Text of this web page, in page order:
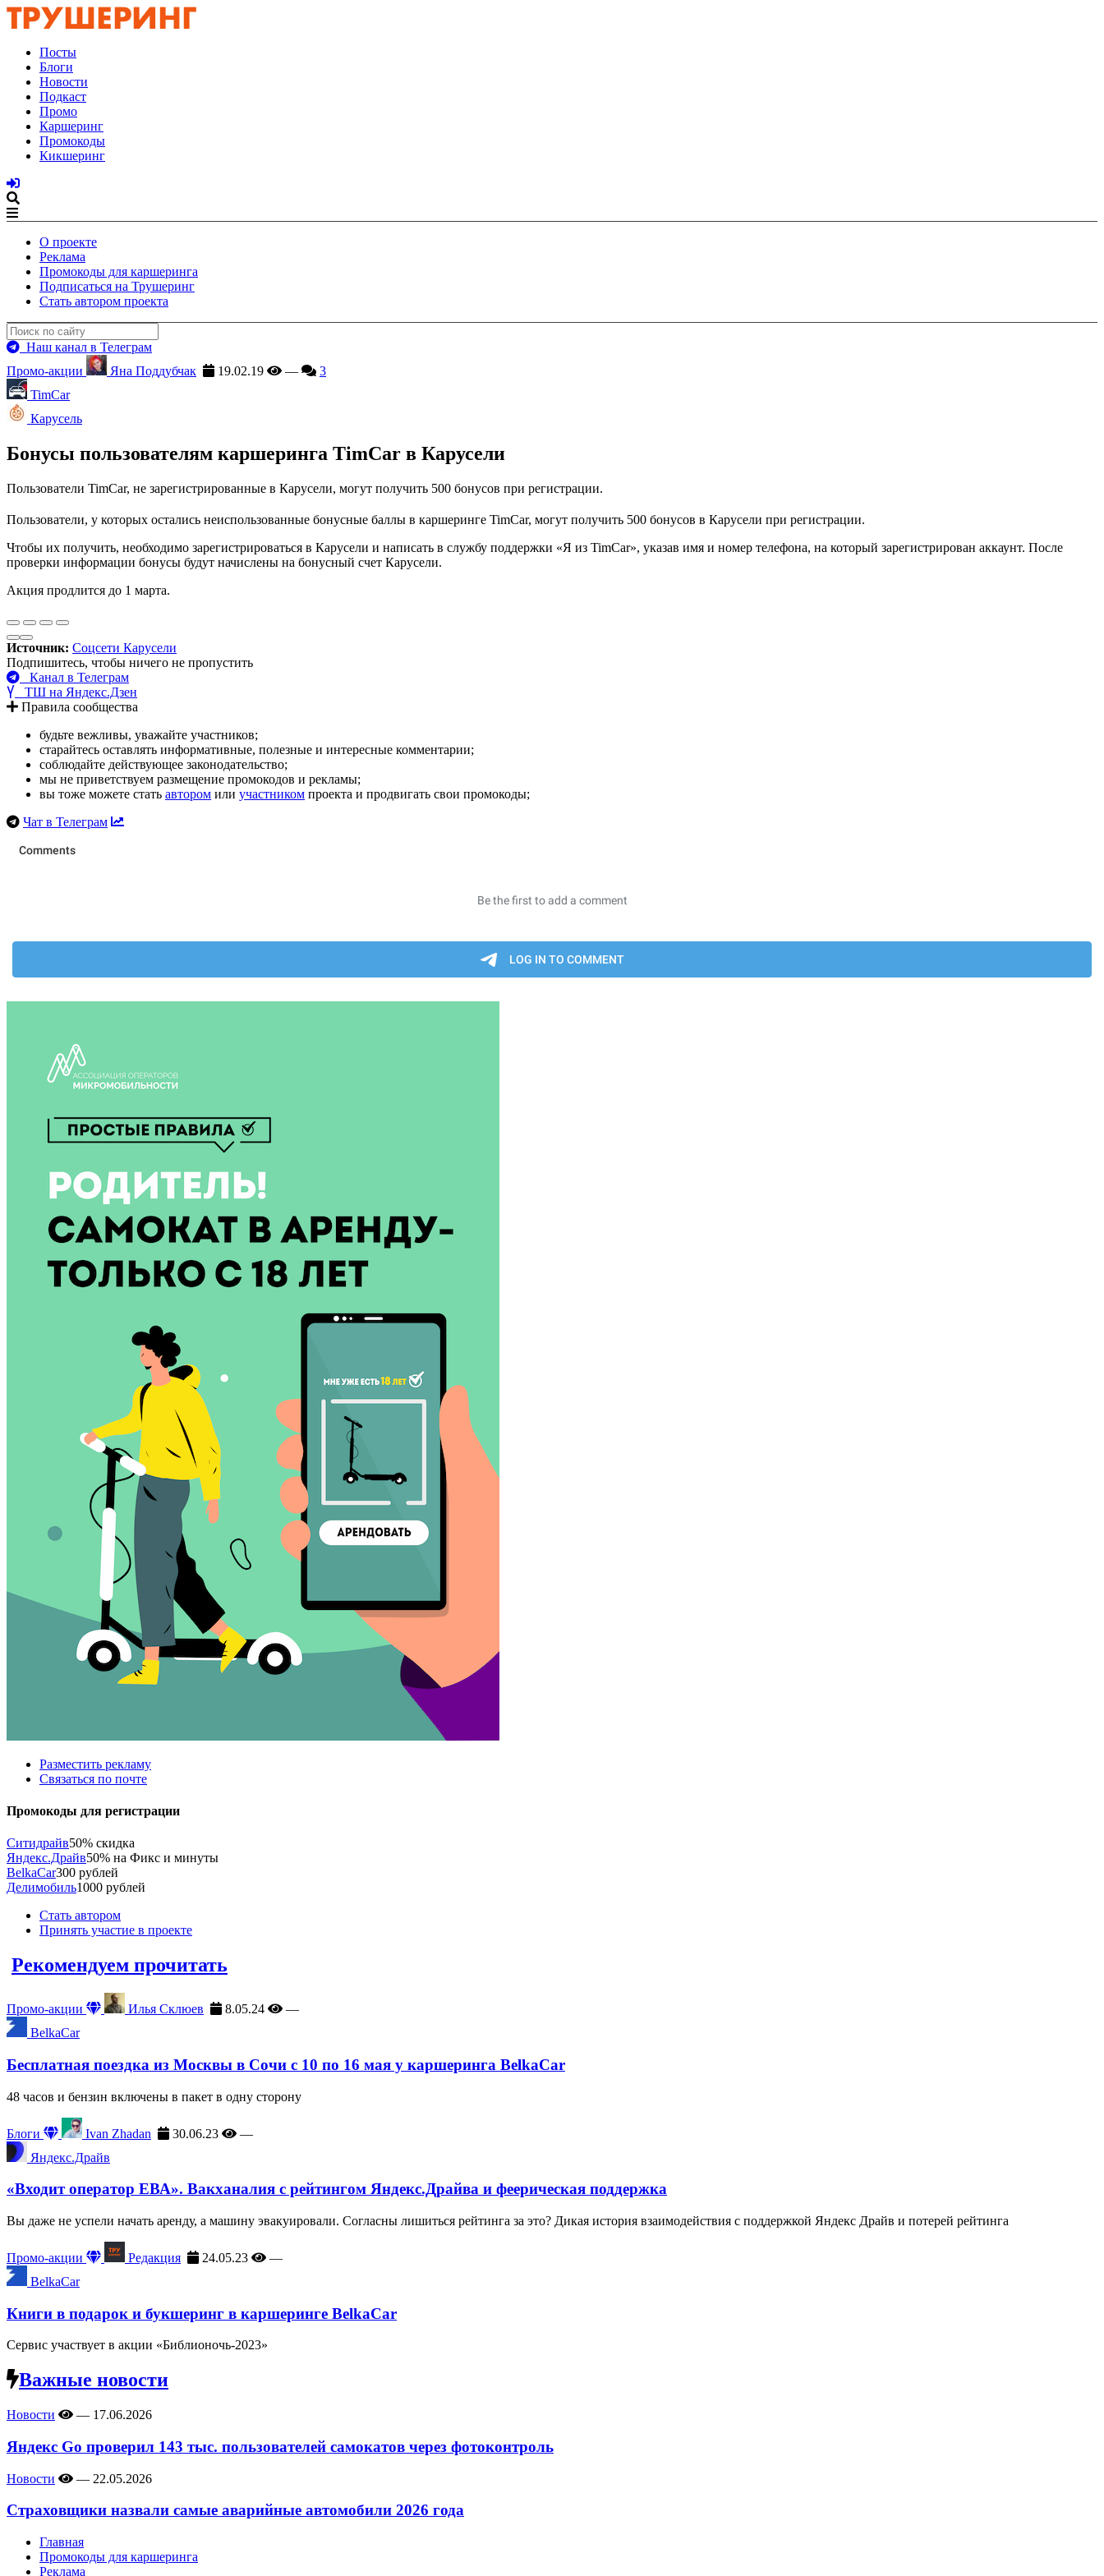
Посты
Блоги
Новости
Подкаст
Промо
Каршеринг
Промокоды
Кикшеринг
О проекте
Реклама
Промокоды для каршеринга
Подписаться на Трушеринг
Стать автором проекта
Наш канал в Телеграм
Промо-акции
Яна Поддубчак 19.02.19 —
3
TimCar
Карусель
Бонусы пользователям каршеринга TimCar в Карусели
Пользователи TimCar, не зарегистрированные в Карусели, могут получить 500 бонусов при регистрации.
Пользователи, у которых остались неиспользованные бонусные баллы в каршеринге TimCar, могут получить 500 бонусов в Карусели при регистрации.
Чтобы их получить, необходимо зарегистрироваться в Карусели и написать в службу поддержки «Я из TimCar», указав имя и номер телефона, на который зарегистрирован аккаунт. После
проверки информации бонусы будут начислены на бонусный счет Карусели.
Акция продлится до 1 марта.
Источник: Соцсети Карусели
Подпишитесь, чтобы ничего не пропустить
Канал в Телеграм
ТШ на Яндекс.Дзен
Правила сообщества
будьте вежливы, уважайте участников;
старайтесь оставлять информативные, полезные и интересные комментарии;
соблюдайте действующее законодательство;
мы не приветствуем размещение промокодов и рекламы;
вы тоже можете стать автором или участником проекта и продвигать свои промокоды;
Чат в Телеграм
Разместить рекламу
Связаться по почте
Промокоды для регистрации
Ситидрайв50% скидка
Яндекс.Драйв50% на Фикс и минуты
BelkaCar300 рублей
Делимобиль1000 рублей
Стать автором
Принять участие в проекте
Рекомендуем прочитать
Промо-акции Илья Склюев 8.05.24
—
BelkaCar
Бесплатная поездка из Москвы в Сочи с 10 по 16 мая у каршеринга BelkaCar
48 часов и бензин включены в пакет в одну сторону
Блоги Ivan Zhadan 30.06.23
—
Яндекс.Драйв
«Входит оператор ЕВА». Вакханалия с рейтингом Яндекс.Драйва и феерическая поддержка
Вы даже не успели начать аренду, а машину эвакуировали. Согласны лишиться рейтинга за это? Дикая история взаимодействия с поддержкой Яндекс Драйв и потерей рейтинга
Промо-акции Редакция 24.05.23
—
BelkaCar
Книги в подарок и букшеринг в каршеринге BelkaCar
Сервис участвует в акции «Библионочь-2023»
Важные новости
Новости — 17.06.2026
Яндекс Go проверил 143 тыс. пользователей самокатов через фотоконтроль
Новости — 22.05.2026
Страховщики назвали самые аварийные автомобили 2026 года
Главная
Промокоды для каршеринга
Реклама